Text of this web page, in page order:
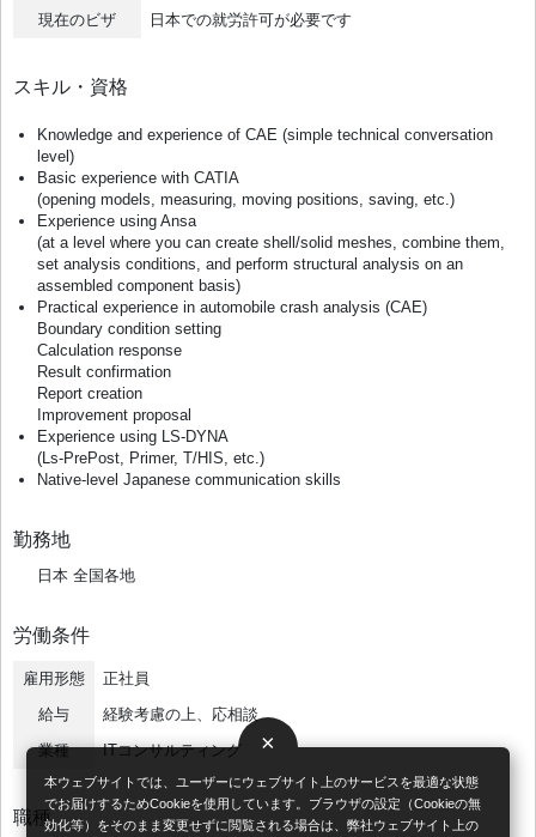
×
本ウェブサイトでは、ユーザーにウェブサイト上のサービスを最適な状態
でお届けするためCookieを使用しています。ブラウザの設定（Cookieの無
効化等）をそのまま変更せずに閲覧される場合は、弊社ウェブサイト上の
現在のビザ
日本での就労許可が必要です
スキル・資格
Knowledge and experience of CAE (simple technical conversation
level)
Basic experience with CATIA
(opening models, measuring, moving positions, saving, etc.)
Experience using Ansa
(at a level where you can create shell/solid meshes, combine them,
set analysis conditions, and perform structural analysis on an
assembled component basis)
Practical experience in automobile crash analysis (CAE)
Boundary condition setting
Calculation response
Result confirmation
Report creation
Improvement proposal
Experience using LS-DYNA
(Ls-PrePost, Primer, T/HIS, ​​etc.)
Native-level Japanese communication skills
勤務地
日本 全国各地
労働条件
雇用形態
正社員
給与
経験考慮の上、応相談
業種
ITコンサルティング
職種